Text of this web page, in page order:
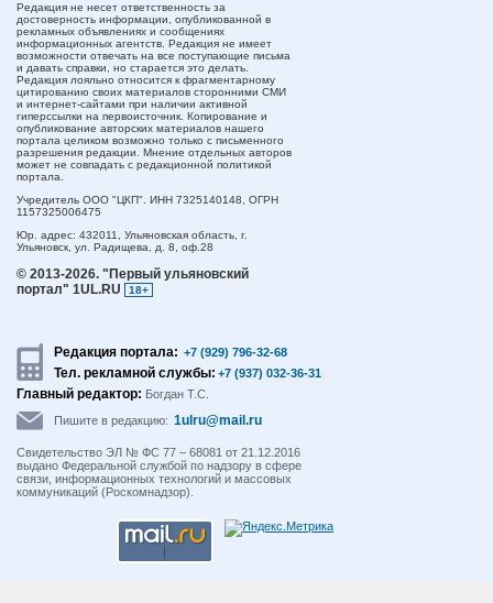
Редакция не несет ответственность за
достоверность информации, опубликованной в
рекламных объявлениях и сообщениях
информационных агентств. Редакция не имеет
возможности отвечать на все поступающие письма
и давать справки, но старается это делать.
Редакция лояльно относится к фрагментарному
цитированию своих материалов сторонними СМИ
и интернет-сайтами при наличии активной
гиперссылки на первоисточник. Копирование и
опубликование авторских материалов нашего
портала целиком возможно только с письменного
разрешения редакции. Мнение отдельных авторов
может не совпадать с редакционной политикой
портала.
Учредитель ООО "ЦКП". ИНН 7325140148, ОГРН
1157325006475
Юр. адрес: 432011, Ульяновская область, г.
Ульяновск, ул. Радищева, д. 8, оф.28
© 2013-2026. "Первый ульяновский
портал" 1UL.RU
18+
Редакция портала: +7 (929) 796-32-68
Тел. рекламной службы: +7 (937) 032-36-31
Главный редактор: Богдан Т.С.
Пишите в редакцию: 1ulru@mail.ru
Свидетельство ЭЛ № ФС 77 – 68081 от 21.12.2016
выдано Федеральной службой по надзору в сфере
связи, информационных технологий и массовых
коммуникаций (Роскомнадзор).